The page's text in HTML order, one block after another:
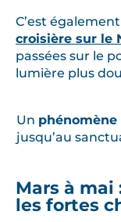
C’est
croisière sur le
passées sur le
lumière plus
Un phénomène
jusqu’au
Mars à mai
les fortes